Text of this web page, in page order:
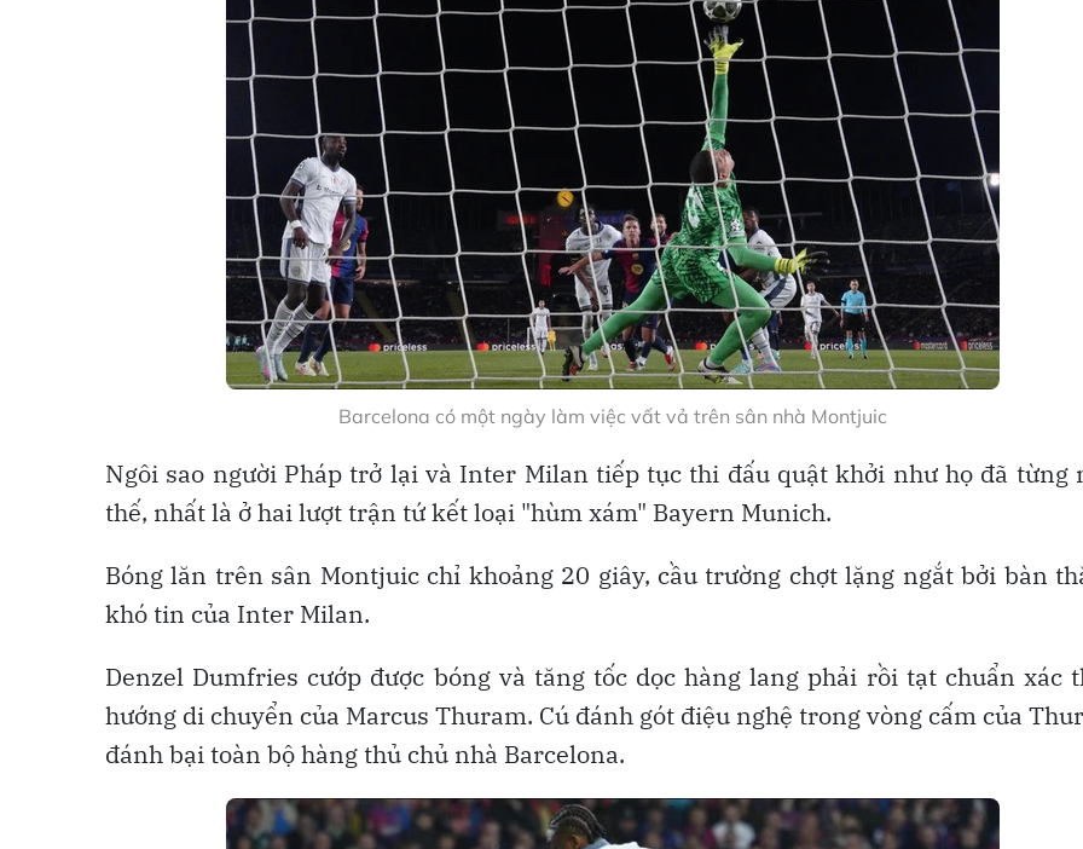
Barcelona có một ngày làm việc vất vả trên sân nhà Montjuic
Ngôi sao người Pháp trở lại và Inter Milan tiếp tục thi đấu quật khởi như họ đã từng
thế, nhất là ở hai lượt trận tứ kết loại "hùm xám" Bayern Munich.
Bóng lăn trên sân Montjuic chỉ khoảng 20 giây, cầu trường chợt lặng ngắt bởi bàn
khó tin của Inter Milan.
Denzel Dumfries cướp được bóng và tăng tốc dọc hàng lang phải rồi tạt chuẩn xác
hướng di chuyển của Marcus Thuram. Cú đánh gót điệu nghệ trong vòng cấm của
đánh bại toàn bộ hàng thủ chủ nhà Barcelona.